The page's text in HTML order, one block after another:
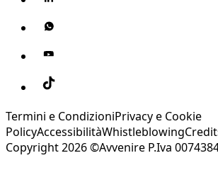
Termini e CondizioniPrivacy e Cookie
PolicyAccessibilitàWhistleblowing
Copyright 2026 ©Avvenire P.Iva